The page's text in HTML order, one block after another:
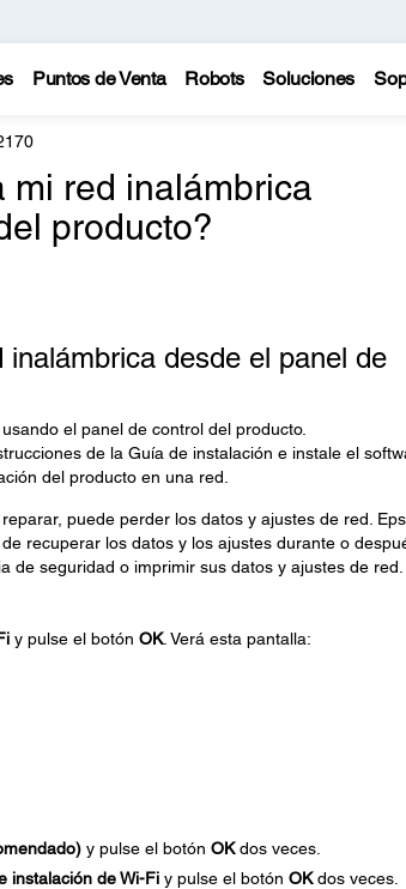
Puntos de Venta Robots Soluciones
mi red inalámbrica
producto?
desde el panel de
el panel de control del producto.
de la Guía de instalación e instale el
del producto en una red.
puede perder los datos y ajustes de red.
recuperar los datos y los ajustes durante o
de seguridad o imprimir sus datos y ajustes de red.
y pulse el botón OK. Verá esta pantalla:
y pulse el botón OKdos veces.
instalación de Wi-Fiy pulse el botón OKdos veces.